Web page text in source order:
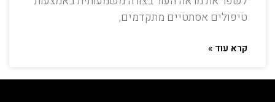
טיפולים אסתטיים מתקדמים,
קרא עוד »